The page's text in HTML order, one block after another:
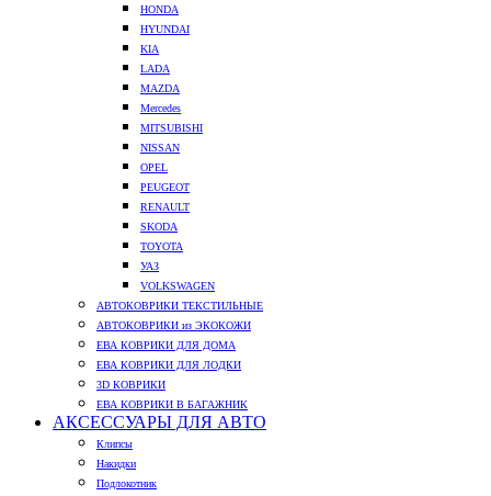
HONDA
HYUNDAI
KIA
LADA
MAZDA
Mercedes
MITSUBISHI
NISSAN
OPEL
PEUGEOT
RENAULT
SKODA
TOYOTA
УАЗ
VOLKSWAGEN
АВТОКОВРИКИ ТЕКСТИЛЬНЫЕ
АВТОКОВРИКИ из ЭКОКОЖИ
ЕВА КОВРИКИ ДЛЯ ДОМА
ЕВА КОВРИКИ ДЛЯ ЛОДКИ
3D КОВРИКИ
ЕВА КОВРИКИ В БАГАЖНИК
АКСЕССУАРЫ ДЛЯ АВТО
Клипсы
Накидки
Подлокотник